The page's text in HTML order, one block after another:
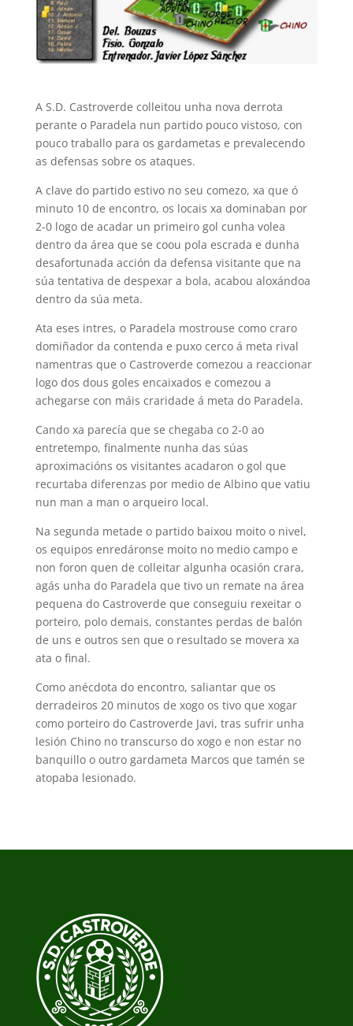
A S.D. Castroverde colleitou unha nova derrota
perante o Paradela nun partido pouco vistoso, con
pouco traballo para os gardametas e prevalecendo
as defensas sobre os ataques.
A clave do partido estivo no seu comezo, xa que ó
minuto 10 de encontro, os locais xa dominaban por
2-0 logo de acadar un primeiro gol cunha volea
dentro da área que se coou pola escrada e dunha
desafortunada acción da defensa visitante que na
súa tentativa de despexar a bola, acabou aloxándoa
dentro da súa meta.
Ata eses intres, o Paradela mostrouse como craro
domiñador da contenda e puxo cerco á meta rival
namentras que o Castroverde comezou a reaccionar
logo dos dous goles encaixados e comezou a
achegarse con máis craridade á meta do Paradela.
Cando xa parecía que se chegaba co 2-0 ao
entretempo, finalmente nunha das súas
aproximacións os visitantes acadaron o gol que
recurtaba diferenzas por medio de Albino que vatiu
nun man a man o arqueiro local.
Na segunda metade o partido baixou moito o nivel,
os equipos enredáronse moito no medio campo e
non foron quen de colleitar algunha ocasión crara,
agás unha do Paradela que tivo un remate na área
pequena do Castroverde que conseguiu rexeitar o
porteiro, polo demais, constantes perdas de balón
de uns e outros sen que o resultado se movera xa
ata o final.
Como anécdota do encontro, saliantar que os
derradeiros 20 minutos de xogo os tivo que xogar
como porteiro do Castroverde Javi, tras sufrir unha
lesión Chino no transcurso do xogo e non estar no
banquillo o outro gardameta Marcos que tamén se
atopaba lesionado.